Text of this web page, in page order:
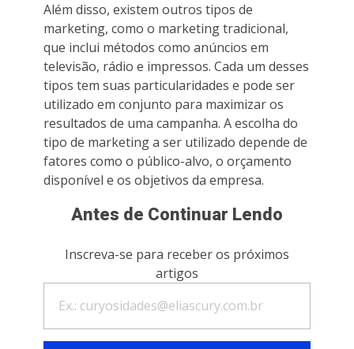
Além disso, existem outros tipos de
marketing, como o marketing tradicional,
que inclui métodos como anúncios em
televisão, rádio e impressos. Cada um desses
tipos tem suas particularidades e pode ser
utilizado em conjunto para maximizar os
resultados de uma campanha. A escolha do
tipo de marketing a ser utilizado depende de
fatores como o público-alvo, o orçamento
disponível e os objetivos da empresa.
Antes de Continuar Lendo
Inscreva-se para receber os próximos
artigos